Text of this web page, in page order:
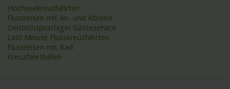
Hochseekreuzfahrten
Flussreisen mit An- und Abreise
Deutschsprachiger Gästeservice
Last Minute Flusskreuzfahrten
Flussreisen mit Rad
Kreuzfahrthäfen